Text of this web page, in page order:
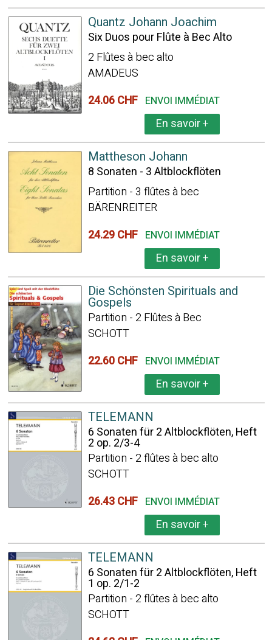
Quantz Johann Joachim
Six Duos pour Flûte à Bec Alto
2 Flûtes à bec alto
AMADEUS
24.06 CHF ENVOI IMMÉDIAT
En savoir+
Mattheson Johann
8 Sonaten - 3 Altblockflöten
Partition - 3 flûtes à bec
BÄRENREITER
24.29 CHF ENVOI IMMÉDIAT
En savoir+
Die Schönsten Spirituals and
Gospels
Partition - 2 Flûtes à Bec
SCHOTT
22.60 CHF ENVOI IMMÉDIAT
En savoir+
TELEMANN
6 Sonaten für 2 Altblockflöten, Heft
2 op. 2/3-4
Partition - 2 flûtes à bec alto
SCHOTT
26.43 CHF ENVOI IMMÉDIAT
En savoir+
TELEMANN
6 Sonaten für 2 Altblockflöten, Heft
1 op. 2/1-2
Partition - 2 flûtes à bec alto
SCHOTT